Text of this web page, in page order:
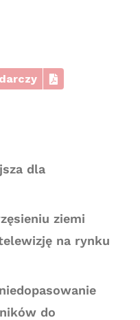
dla
ziemi
na rynku
do